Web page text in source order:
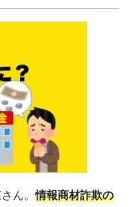
ん。情報商材詐欺の